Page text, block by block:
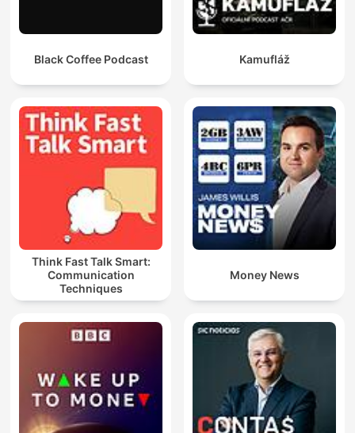
Black Coffee Podcast Kamufláž
Think Fast Talk Smart:
Communication
Techniques
Money News